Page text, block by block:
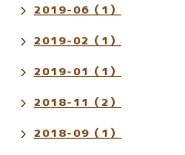
2019-06（1）
2019-02（1）
2019-01（1）
2018-11（2）
2018-09（1）